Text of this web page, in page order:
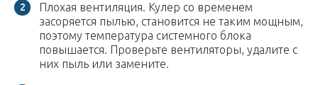
Плохая вентиляция. Кулер со временем
засоряется пылью, становится не таким мощным,
поэтому температура системного блока
повышается. Проверьте вентиляторы, удалите с
них пыль или замените.